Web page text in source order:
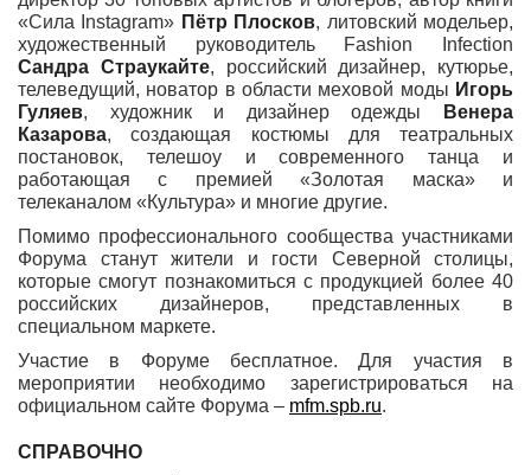
«Сила Instagram» Пётр Плосков, литовский модельер,
художественный руководитель Fashion Infection
Сандра Страукайте, российский дизайнер, кутюрье,
телеведущий, новатор в области меховой моды Игорь
Гуляев, художник и дизайнер одежды
Венера
Казарова, создающая костюмы для театральных
постановок, телешоу и современного танца и
работающая с премией «Золотая маска» и
телеканалом «Культура» и многие другие.
Помимо профессионального сообщества участниками
Форума станут жители и гости Северной столицы,
которые смогут познакомиться с продукцией более 40
российских дизайнеров, представленных в
специальном маркете.
Участие в Форуме бесплатное. Для участия в
мероприятии необходимо зарегистрироваться на
официальном сайте Форума – mfm.spb.ru.
СПРАВОЧНО